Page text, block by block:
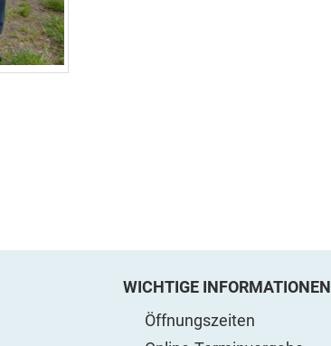
WICHTIGE INFORMATIONEN
Öffnungszeiten